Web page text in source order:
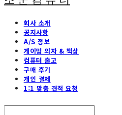
회사 소개
공지사항
A/S 정보
게이밍 의자 & 책상
컴퓨터 출고
구매 후기
개인 결제
1:1 맞춤 견적 요청